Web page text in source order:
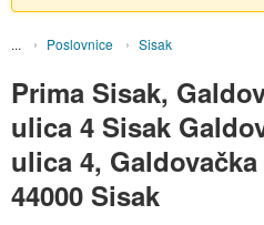
Poslovnice Sisak
Prima Sisak,
ulica 4 Sisak
ulica 4,
44000 Sisak